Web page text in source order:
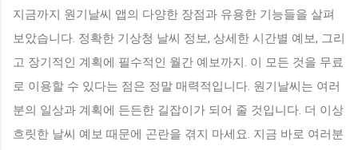
지금까지 원기날씨 앱의 다양한 장점과 유용한 기능들을 살펴
보았습니다. 정확한 기상청 날씨 정보, 상세한 시간별 예보, 그리
고 장기적인 계획에 필수적인 월간 예보까지. 이 모든 것을 무료
로 이용할 수 있다는 점은 정말 매력적입니다. 원기날씨는 여러
분의 일상과 계획에 든든한 길잡이가 되어 줄 것입니다. 더 이상
흐릿한 날씨 예보 때문에 곤란을 겪지 마세요. 지금 바로 여러분